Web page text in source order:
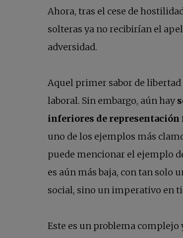
Ahora, tras el cese de
solteras ya no recibirían el
adversidad.
Aquel primer sabor de
laboral. Sin embargo, aún hay
inferiores de representación
uno de los ejemplos más
puede mencionar el ejemplo
es aún más baja, con tan solo
social, sino un imperativo en
Este es un problema complejo